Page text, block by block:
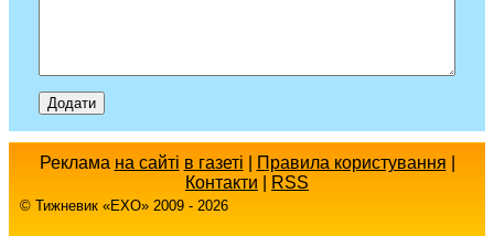
Реклама на сайті в газеті Правила користування
Контакти
RSS
© Тижневик «EХO» 2009 - 2026